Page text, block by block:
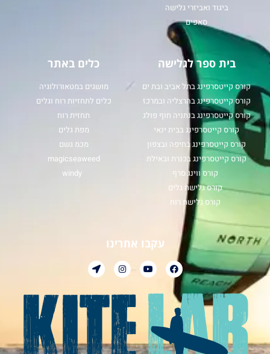
ביגוד ואביזרי גלישה
סאפים
בית ספר לגלישה
קורס קייטסרפינג בתל אביב ובת ים
קורס קייטסרפינג בהרצליה ובמרכז
קורס קייטסרפינג בנתניה חוף פולג
קורס קייטסרפינג בבית ינאי
קורס קייטסרפינג בחיפה ובצפון
קורס קייטסרפינג בכנרת ובאילת
קורס ווינג סרף
קורס גלישת גלים
קורס גלישת רוח
כלים באתר
מושגים במטאורולוגיה
כלים לתחזיות רוח וגלים
תחזית רוח
מפת גלים
מכמ גשם
magicseaweed
windy
עקבו אחרינו